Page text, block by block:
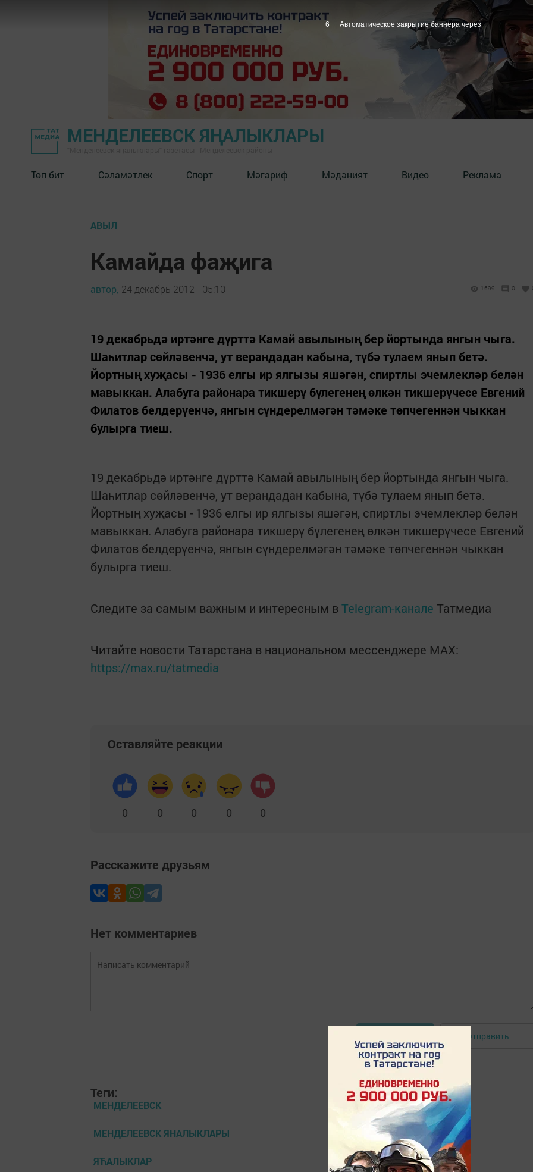
МЕНДЕЛЕЕВСК ЯҢАЛЫКЛАРЫ
Төп бит Сәламәтлек Спорт Мәгариф Мәдәният Видео Реклама
АВЫЛ
Камайда фаҗига
автор, 24 декабрь 2012 - 05:10 1699 0
19 декабрьдә иртәнге дүрттә Камай авылының бер йортында янгын чыга.
Шаһитлар сөйләвенчә, ут верандадан кабына, түбә тулаем янып бетә.
Йортның хуҗасы - 1936 елгы ир ялгызы яшәгән, спиртлы эчемлекләр белән
мавыккан. Алабуга районара тикшерү бүлегенең өлкән тикшерүчесе Евгений
Филатов белдерүенчә, янгын сүндерелмәгән тәмәке төпчегеннән чыккан
булырга тиеш.
19 декабрьдә иртәнге дүрттә Камай авылының бер йортында янгын чыга.
Шаһитлар сөйләвенчә, ут верандадан кабына, түбә тулаем янып бетә.
Йортның хуҗасы - 1936 елгы ир ялгызы яшәгән, спиртлы эчемлекләр белән
мавыккан. Алабуга районара тикшерү бүлегенең өлкән тикшерүчесе Евгений
Филатов белдерүенчә, янгын сүндерелмәгән тәмәке төпчегеннән чыккан
булырга тиеш.
Следите за самым важным и интересным в Telegram-канале Татмедиа
Читайте новости Татарстана в национальном мессенджере MАХ:
https://max.ru/tatmedia
Оставляйте реакции
0 0 0 0 0
Расскажите друзьям
Нет комментариев
Отправить
Теги:
МЕНДЕЛЕЕВСК
МЕНДЕЛЕЕВСК ЯНАЛЫКЛАРЫ
ЯЋАЛЫКЛАР
5 Автоматическое закрытие баннера через